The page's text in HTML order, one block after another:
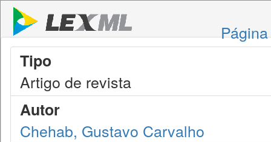
Tipo
Artigo de revista
Autor
Chehab, Gustavo Carvalho